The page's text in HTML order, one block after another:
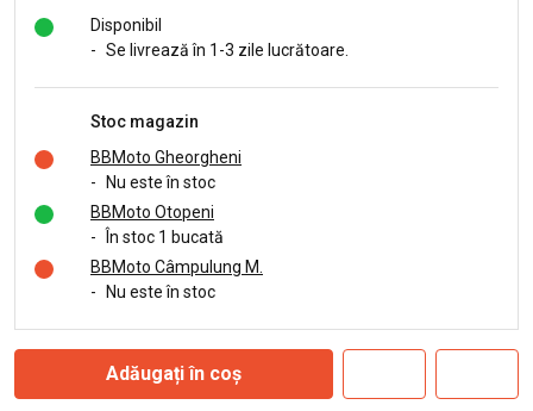
Disponibil
- Se livrează în 1-3 zile lucrătoare.
Stoc magazin
BBMoto Gheorgheni
-
Nu este în stoc
BBMoto Otopeni
-
În stoc 1 bucată
BBMoto Câmpulung M.
-
Nu este în stoc
Adăugați în coș